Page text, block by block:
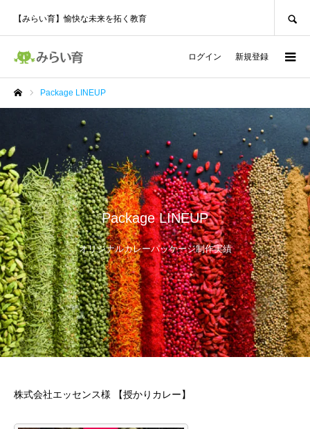
【みらい育】愉快な未来を拓く教育
ログイン 新規登録
Package LINEUP
Package LINEUP
オリジナルカレーパッケージ制作実績
株式会社エッセンス様 【授かりカレー】